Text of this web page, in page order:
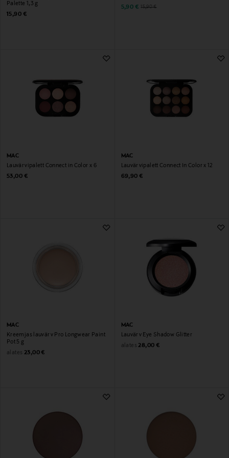
Palette 1,3 g
Original Price
15,90 €
Discounted Price
5,90 € Original Price
15,90 €
MAC
Lauvärvipalett Connect in Color x 6
Original Price
53,00 €
MAC
Lauvärvipalett Connect In Color x 12
Original Price
69,90 €
MAC
Kreemjas lauvärv Pro Longwear Paint
Pot 5 g
alates Original Price
23,00 €
MAC
Lauvärv Eye Shadow Glitter
alates Original Price
28,00 €